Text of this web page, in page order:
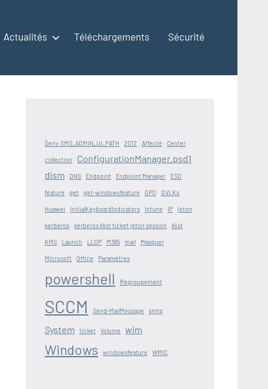
Actualités Téléchargements Sécurité
$env:SMS_ADMIN_UI_PATH 2012 Affecté Center
collection
ConfigurationManager.psd1
dism
DNS Endpoint Endpoint Manager ESD
feature get get-windowsfeature GPO GVLKs
Huawei InitialKeyboardIndicators Intune IP jeton
kerberos kerberos klist ticket jeton session klist
KMS Launch LLDP M365 mail Masquer
Microsoft Office Paramètres
powershell Regroupement
SCCM Send-MailMessage smtp
System ticket Volume wim
Windows windowsfeature WMIC